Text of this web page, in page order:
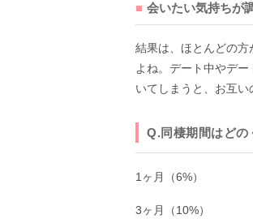
会いたい気持ちが
結果は、ほとんどの
よね。デート中やデ
いてしまうと、お互い
Q.同棲期間はどの
1ヶ月（6%）
3ヶ月（10%）